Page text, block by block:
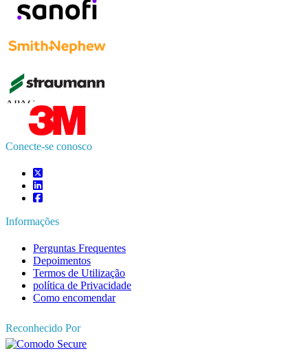
US+1 833 909 2966 ( chamada gratuita )
UK +44 808 502 0280 (chamada gratuita )
APAC+91 744 740 1245
sales@fortunebusinessinsights.com
Conecte-se conosco
Informações
Perguntas Frequentes
Depoimentos
Termos de Utilização
política de Privacidade
Como encomendar
Reconhecido Por